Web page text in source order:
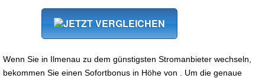
Wenn Sie in Ilmenau zu dem günstigsten Stromanbieter wechseln,
bekommen Sie einen Sofortbonus in Höhe von . Um die genaue